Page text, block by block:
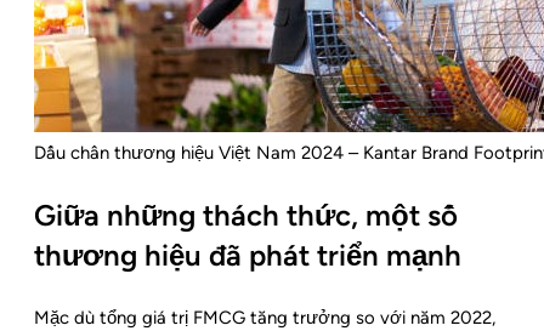
Dấu chân thương hiệu Việt Nam 2024 – Kantar Brand
Giữa những thách thức, một số
thương hiệu đã phát triển mạnh
Mặc dù tổng giá trị FMCG tăng trưởng so với năm 2022,